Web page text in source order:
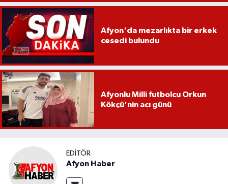
Afyon'da mezarlıkta bir erkek
cesedi bulundu
Afyonlu Milli futbolcu Orkun
Kökçü'nin acı günü
EDITÖR
Afyon Haber